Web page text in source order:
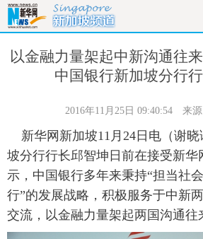
首页 时政 国
港澳 台湾 华
科技 能源 房
图片 视频 彩
以金融力量架起中新沟通往
中国银行新加坡分行
2016年11月25日 09:40:54 来源
新华网新加坡11月24日电（谢晓
坡分行行长邱智坤日前在接受新华
示，中国银行多年来秉持“担当社
行”的发展战略，积极服务于中新
交流，以金融力量架起两国沟通往